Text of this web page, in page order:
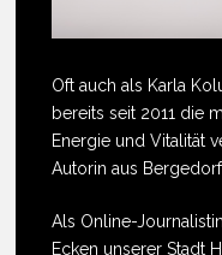
Oft auch als Karla
bereits seit 2011 die
Energie und Vitalität
Autorin aus Bergedorf.
Als Online-
Ecken unserer Stadt